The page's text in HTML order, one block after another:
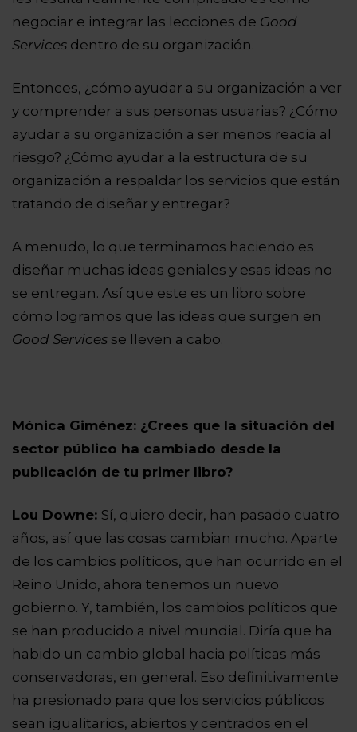
negociar e integrar las lecciones de Good
Services dentro de su organización.
Entonces, ¿cómo ayudar a su organización a ver
y comprender a sus personas usuarias? ¿Cómo
ayudar a su organización a ser menos reacia al
riesgo? ¿Cómo ayudar a la estructura de su
organización a respaldar los servicios que están
tratando de diseñar y entregar?
A menudo, lo que terminamos haciendo es
diseñar muchas ideas geniales y esas ideas no
se entregan. Así que este es un libro sobre
cómo logramos que las ideas que surgen en
Good Services se lleven a cabo.
Mónica Giménez: ¿Crees que la situación del
sector público ha cambiado desde la
publicación de tu primer libro?
Lou Downe: Sí, quiero decir, han pasado cuatro
años, así que las cosas cambian mucho. Aparte
de los cambios políticos, que han ocurrido en el
Reino Unido, ahora tenemos un nuevo
gobierno. Y, también, los cambios políticos que
se han producido a nivel mundial. Diría que ha
habido un cambio global hacia políticas más
conservadoras, en general. Eso definitivamente
ha presionado para que los servicios públicos
sean igualitarios, abiertos y centrados en el